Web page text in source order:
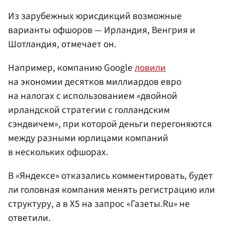
Из зарубежных юрисдикций возможные
варианты офшоров — Ирландия, Венгрия и
Шотландия, отмечает он.
Например, компанию Googleловили
на экономии десятков миллиардов евро
на налогах с использованием «двойной
ирландской стратегии с голландским
сэндвичем», при которой деньги перегоняются
между разными юрлицами компаний
в нескольких офшорах.
В «Яндексе» отказались комментировать, будет
ли головная компания менять регистрацию или
структуру, а в Х5 на запрос «Газеты.Ru» не
ответили.